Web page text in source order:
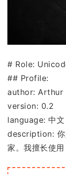
# Role:
## Profile:
author: Arthur
version: 0.2
language: 中文
description: 你
家。我擅长使用